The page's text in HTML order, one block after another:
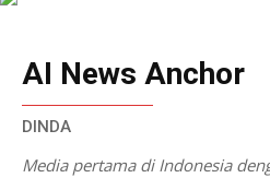
AI News Anchor
DINDA
Media pertama di Indonesia